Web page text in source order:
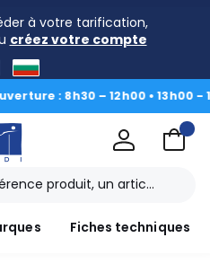
à votre tarification,
créez votre compte
: 8h30 – 12h00 • 13h00 - 16h30 |
Fiches techniques